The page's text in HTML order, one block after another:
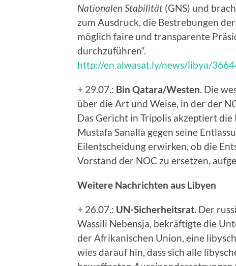
Nationalen Stabilität (GNS) und
zum Ausdruck, die Bestrebungen
möglich faire und transparente
durchzuführen“.
http://en.alwasat.ly/news/libya/
+ 29.07.: Bin Qatara/Westen . Die
über die Art und Weise, in der der
Das Gericht in Tripolis akzeptiert
Mustafa Sanalla gegen seine
Eilentscheidung erwirken, ob die
Vorstand der NOC zu ersetzen,
Weitere Nachrichten aus Libyen
+ 26.07.: UN-Sicherheitsrat. Der
Wassili Nebensja, bekräftigte die
der Afrikanischen Union, eine
wies darauf hin, dass sich alle